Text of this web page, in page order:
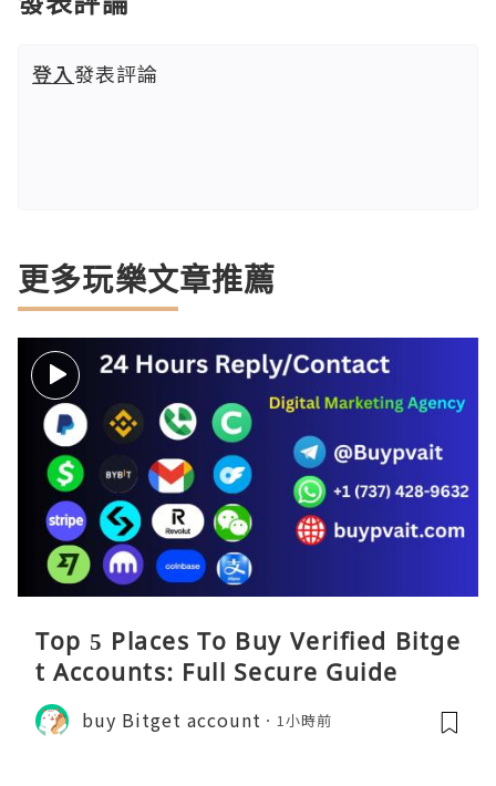
登入發表評論
更多玩樂文章推薦
Top 5 Places To Buy Verified Bitge
t Accounts: Full Secure Guide
buy Bitget account 1小時前